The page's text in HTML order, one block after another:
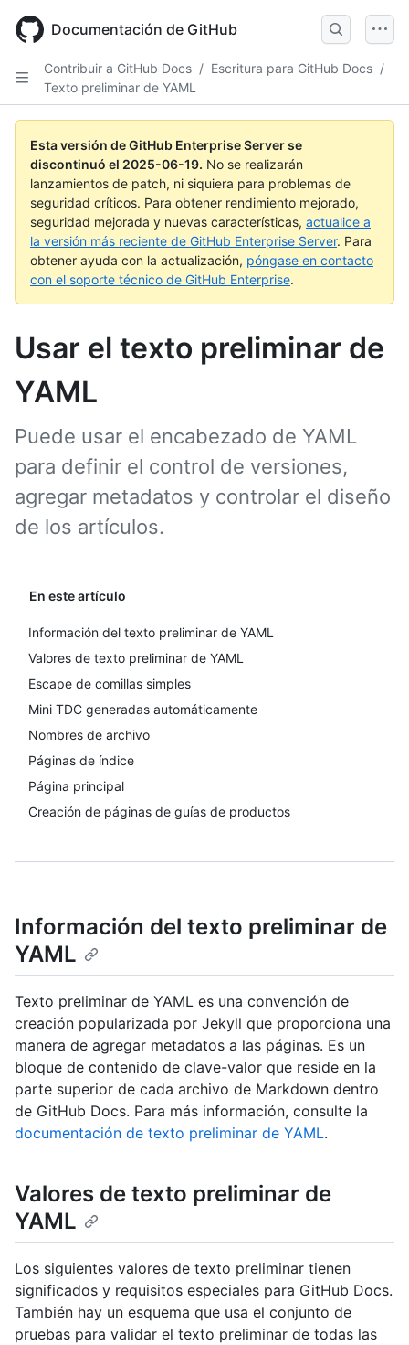
main
Documentación de GitHub
Contribuir a GitHub Docs / Escritura para GitHub Docs /
Texto preliminar de YAML
Esta versión de GitHub Enterprise Server se
discontinuó el 2025-06-19. No se realizarán
lanzamientos de patch, ni siquiera para problemas de
seguridad críticos. Para obtener rendimiento mejorado,
seguridad mejorada y nuevas características, actualice a
la versión más reciente de GitHub Enterprise Server. Para
obtener ayuda con la actualización, póngase en contacto
con el soporte técnico de GitHub Enterprise.
Usar el texto preliminar de
YAML
Puede usar el encabezado de YAML
para definir el control de versiones,
agregar metadatos y controlar el diseño
de los artículos.
En este artículo
Información del texto preliminar de YAML
Valores de texto preliminar de YAML
Escape de comillas simples
Mini TDC generadas automáticamente
Nombres de archivo
Páginas de índice
Página principal
Creación de páginas de guías de productos
Información del texto preliminar de
YAML
Texto preliminar de YAML es una convención de
creación popularizada por Jekyll que proporciona una
manera de agregar metadatos a las páginas. Es un
bloque de contenido de clave-valor que reside en la
parte superior de cada archivo de Markdown dentro
de GitHub Docs. Para más información, consulte la
documentación de texto preliminar de YAML.
Valores de texto preliminar de
YAML
Los siguientes valores de texto preliminar tienen
significados y requisitos especiales para GitHub Docs.
También hay un esquema que usa el conjunto de
pruebas para validar el texto preliminar de todas las